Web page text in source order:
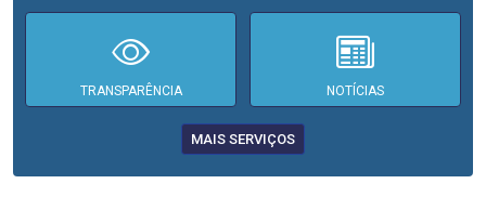
TRANSPARÊNCIA NOTÍCIAS
MAIS SERVIÇOS